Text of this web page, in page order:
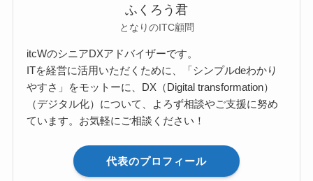
ふくろう君
となりのITC顧問
itcWのシニアDXアドバイザーです。
ITを経営に活用いただくために、「シンプルdeわかり
やすさ」をモットーに、DX（Digital transformation）
（デジタル化）について、よろず相談やご支援に努め
ています。お気軽にご相談ください！
代表のプロフィール